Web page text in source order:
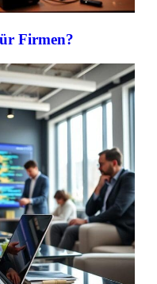
Firmen?